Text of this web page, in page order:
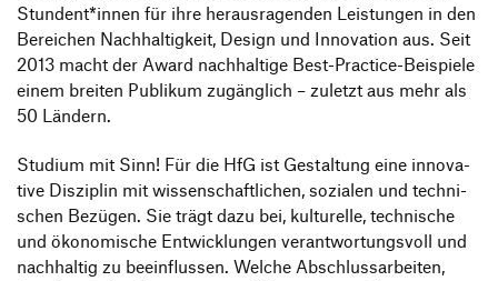
Stundent*innen für ihre heraus­ra­genden Leis­tungen in den
Berei­chen Nach­hal­tig­keit, Design und Inno­va­tion aus. Seit
2013 macht der Award nach­hal­tige Best-Prac­­tice-Beispiele
einem breiten Publikum zugäng­lich – zuletzt aus mehr als
50 Ländern.
Studium mit Sinn! Für die HfG ist Gestal­tung eine inno­va­
tive Diszi­plin mit wissen­schaft­li­chen, sozialen und tech­ni­
schen Bezügen. Sie trägt dazu bei, kultu­relle, tech­ni­sche
und ökono­mi­sche Entwick­lungen verant­wor­tungs­voll und
nach­haltig zu beein­flussen. Welche Abschluss­ar­beiten,